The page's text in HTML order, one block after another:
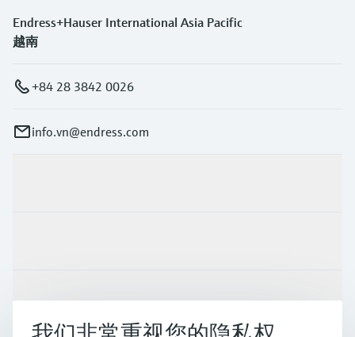
Endress+Hauser International Asia Pacific
越南
+84 28 3842 0026
info.vn@endress.com
支持